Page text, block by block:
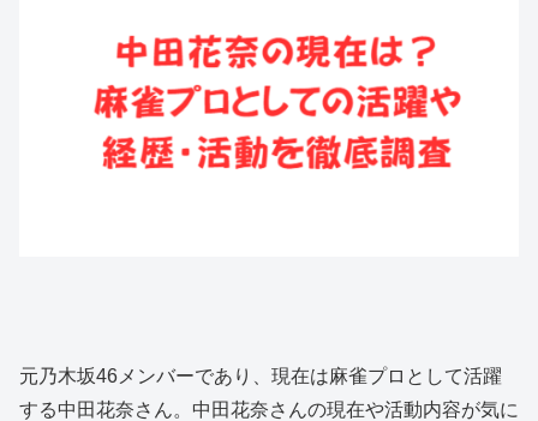
元乃木坂46メンバーであり、現在は麻雀プロとして活躍
する中田花奈さん。中田花奈さんの現在や活動内容が気に